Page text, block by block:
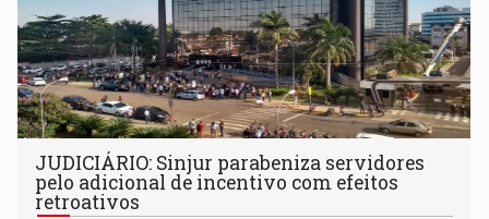
JUDICIÁRIO: Sinjur parabeniza servidores
pelo adicional de incentivo com efeitos
retroativos